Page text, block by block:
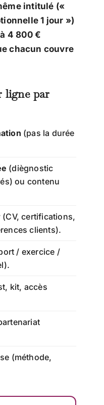
intitulé («
1 jour »)
4 800 €
chacun couvre
ligne par
(pas la durée
(diègnostic
ou contenu
(CV, certifications,
clients).
/ exercice /
kit, accès
(méthode,